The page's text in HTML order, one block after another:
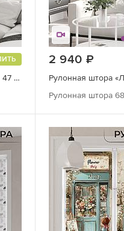
Рулонная штора «Изерэ - 18 - ширина 47 см»
2 940
Рулонная штора